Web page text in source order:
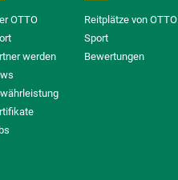
OTTO
werden
Reitplätze von OTTO
Sport
Bewertungen